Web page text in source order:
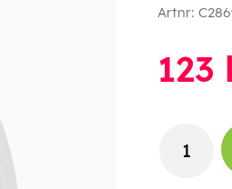
Artnr:
123